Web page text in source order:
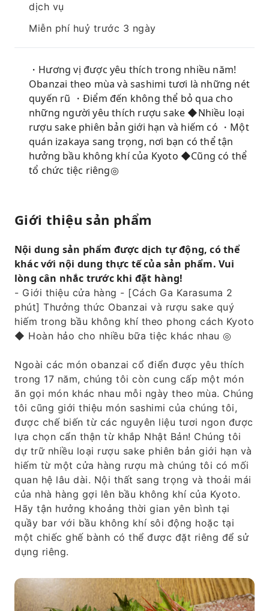
dịch vụ
Miễn phí huỷ trước 3 ngày
・Hương vị được yêu thích trong nhiều năm!
Obanzai theo mùa và sashimi tươi là những nét
quyến rũ ・Điểm đến không thể bỏ qua cho
những người yêu thích rượu sake ◆Nhiều loại
rượu sake phiên bản giới hạn và hiếm có ・Một
quán izakaya sang trọng, nơi bạn có thể tận
hưởng bầu không khí của Kyoto ◆Cũng có thể
tổ chức tiệc riêng◎
Giới thiệu sản phẩm
Nội dung sản phẩm được dịch tự động, có thể
khác với nội dung thực tế của sản phẩm. Vui
lòng cân nhắc trước khi đặt hàng!
- Giới thiệu cửa hàng - [Cách Ga Karasuma 2
phút] Thưởng thức Obanzai và rượu sake quý
hiếm trong bầu không khí theo phong cách Kyoto
◆ Hoàn hảo cho nhiều bữa tiệc khác nhau ◎
Ngoài các món obanzai cổ điển được yêu thích
trong 17 năm, chúng tôi còn cung cấp một món
ăn gọi món khác nhau mỗi ngày theo mùa. Chúng
tôi cũng giới thiệu món sashimi của chúng tôi,
được chế biến từ các nguyên liệu tươi ngon được
lựa chọn cẩn thận từ khắp Nhật Bản! Chúng tôi
dự trữ nhiều loại rượu sake phiên bản giới hạn và
hiếm từ một cửa hàng rượu mà chúng tôi có mối
quan hệ lâu dài. Nội thất sang trọng và thoải mái
của nhà hàng gợi lên bầu không khí của Kyoto.
Hãy tận hưởng khoảng thời gian yên bình tại
quầy bar với bầu không khí sôi động hoặc tại
một chiếc ghế bành có thể được đặt riêng để sử
dụng riêng.